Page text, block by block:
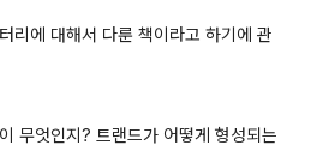
리에 대해서 다룬 책이라고 하기에 관
무엇인지? 트랜드가 어떻게 형성되는